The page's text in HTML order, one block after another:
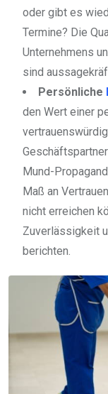
oder gibt es
Termine? Die
Unternehmens
sind
Persönliche
den Wert einer
Mund-
Maß an
nicht erreichen
Zuverlässigkeit
berichten.